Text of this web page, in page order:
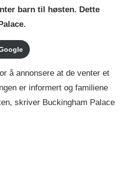
barn til høsten. Dette
å annonsere at de venter et
er informert og familiene
skriver Buckingham Palace